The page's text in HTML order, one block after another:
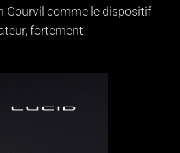
Gourvil comme le dispositif
fortement